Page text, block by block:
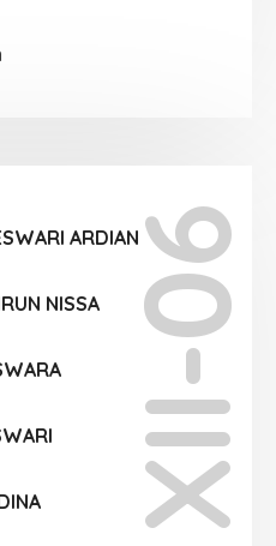
XII-06
ARDIAN
NISSA